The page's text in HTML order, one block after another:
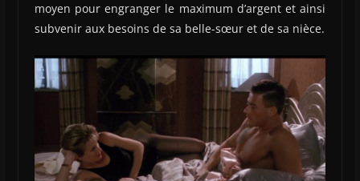
moyen pour engranger le maximum d’argent et ainsi
subvenir aux besoins de sa belle-sœur et de sa nièce.